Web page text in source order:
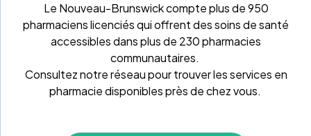
Le Nouveau-Brunswick compte plus de 950
pharmaciens licenciés qui offrent des soins de santé
accessibles dans plus de 230 pharmacies
communautaires.
Consultez notre réseau pour trouver les services en
pharmacie disponibles près de chez vous.